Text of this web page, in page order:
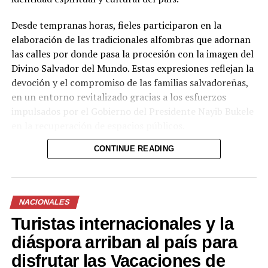
Desde tempranas horas, fieles participaron en la
elaboración de las tradicionales alfombras que adornan
las calles por donde pasa la procesión con la imagen del
Divino Salvador del Mundo. Estas expresiones reflejan la
devoción y el compromiso de las familias salvadoreñas,
en un entorno revitalizado gracias a los esfuerzos
impulsados por el Gobierno del Presidente Nayib Bukele
honor al Divino Salvador del Mundo, partió desde la
Basílica del Sagrado Corazón de Jesús y recorrió las
calles del centro histórico hasta llegar a la Catedral
Metropolitana de San Salvador, donde miles de
creyentes se congregaron para ser parte de esta
tradición.
CONTINUE READING
NACIONALES
Turistas internacionales y la
diáspora arriban al país para
disfrutar las Vacaciones de